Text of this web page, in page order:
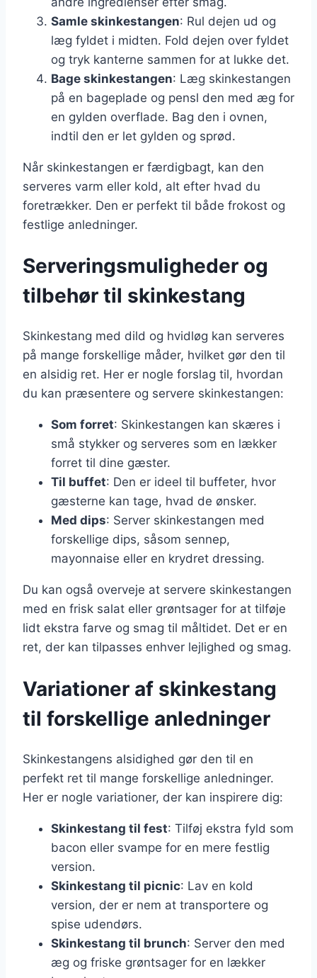
Samle skinkestangen: Rul dejen ud og
læg fyldet i midten. Fold dejen over fyldet
og tryk kanterne sammen for at lukke det.
Bage skinkestangen: Læg skinkestangen
på en bageplade og pensl den med æg for
en gylden overflade. Bag den i ovnen,
indtil den er let gylden og sprød.
Når skinkestangen er færdigbagt, kan den
serveres varm eller kold, alt efter hvad du
foretrækker. Den er perfekt til både frokost og
festlige anledninger.
Serveringsmuligheder og
tilbehør til skinkestang
Skinkestang med dild og hvidløg kan serveres
på mange forskellige måder, hvilket gør den til
en alsidig ret. Her er nogle forslag til, hvordan
du kan præsentere og servere skinkestangen:
Som forret: Skinkestangen kan skæres i
små stykker og serveres som en lækker
forret til dine gæster.
Til buffet: Den er ideel til buffeter, hvor
gæsterne kan tage, hvad de ønsker.
Med dips: Server skinkestangen med
forskellige dips, såsom sennep,
mayonnaise eller en krydret dressing.
Du kan også overveje at servere skinkestangen
med en frisk salat eller grøntsager for at tilføje
lidt ekstra farve og smag til måltidet. Det er en
ret, der kan tilpasses enhver lejlighed og smag.
Variationer af skinkestang
til forskellige anledninger
Skinkestangens alsidighed gør den til en
perfekt ret til mange forskellige anledninger.
Her er nogle variationer, der kan inspirere dig:
Skinkestang til fest: Tilføj ekstra fyld som
bacon eller svampe for en mere festlig
version.
Skinkestang til picnic: Lav en kold
version, der er nem at transportere og
spise udendørs.
Skinkestang til brunch: Server den med
æg og friske grøntsager for en lækker